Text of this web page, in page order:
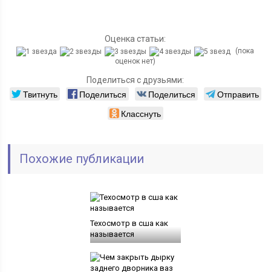
Оценка статьи:
(пока
оценок нет)
Поделиться с друзьями:
Твитнуть Поделиться Поделиться
Отправить
Класснуть
Похожие публикации
Техосмотр в сша как
называется